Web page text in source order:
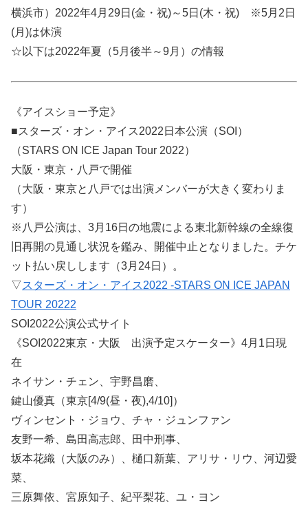
横浜市）2022年4月29日(金・祝)～5日(木・祝) ※5月2日
(月)は休演
☆以下は2022年夏（5月後半～9月）の情報
《アイスショー予定》
■スターズ・オン・アイス2022日本公演（SOI）
（STARS ON ICE Japan Tour 2022）
大阪・東京・八戸で開催
（大阪・東京と八戸では出演メンバーが大きく変わりま
す）
※八戸公演は、3月16日の地震による東北新幹線の全線復
旧再開の見通し状況を鑑み、開催中止となりました。チケ
ット払い戻しします（3月24日）。
▽スターズ・オン・アイス2022 -STARS ON ICE JAPAN
TOUR 20222
SOI2022公演公式サイト
《SOI2022東京・大阪 出演予定スケーター》4月1日現
在
ネイサン・チェン、宇野昌磨、
鍵山優真（東京[4/9(昼・夜),4/10]）
ヴィンセント・ジョウ、チャ・ジュンファン
友野一希、島田高志郎、田中刑事、
坂本花織（大阪のみ）、樋口新葉、アリサ・リウ、河辺愛
菜、
三原舞依、宮原知子、紀平梨花、ユ・ヨン